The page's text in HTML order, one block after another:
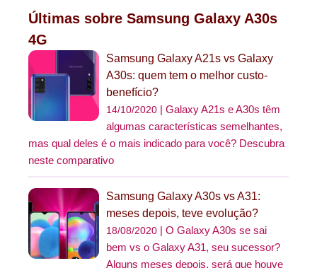
Últimas sobre Samsung Galaxy A30s
4G
Samsung Galaxy A21s vs Galaxy
A30s: quem tem o melhor custo-
benefício?
14/10/2020
Galaxy A21s e A30s têm
algumas características semelhantes,
mas qual deles é o mais indicado para você? Descubra
neste comparativo
Samsung Galaxy A30s vs A31:
meses depois, teve evolução?
18/08/2020
O Galaxy A30s se sai
bem vs o Galaxy A31, seu sucessor?
Alguns meses depois, será que houve